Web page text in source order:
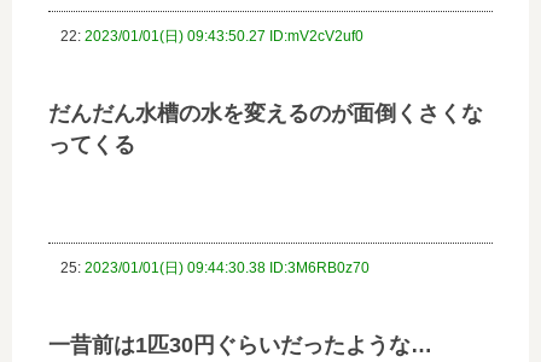
22: 2023/01/01(日) 09:43:50.27 ID:mV2cV2uf0
だんだん水槽の水を変えるのが面倒くさくな
ってくる
25: 2023/01/01(日) 09:44:30.38 ID:3M6RB0z70
一昔前は1匹30円ぐらいだったような…